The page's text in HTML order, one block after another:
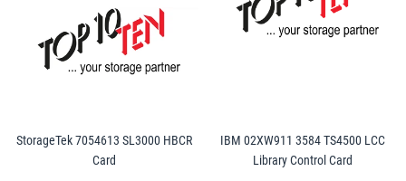
StorageTek 7054613 SL3000 HBCR
Card
IBM 02XW911 3584 TS4500 LCC
Library Control Card